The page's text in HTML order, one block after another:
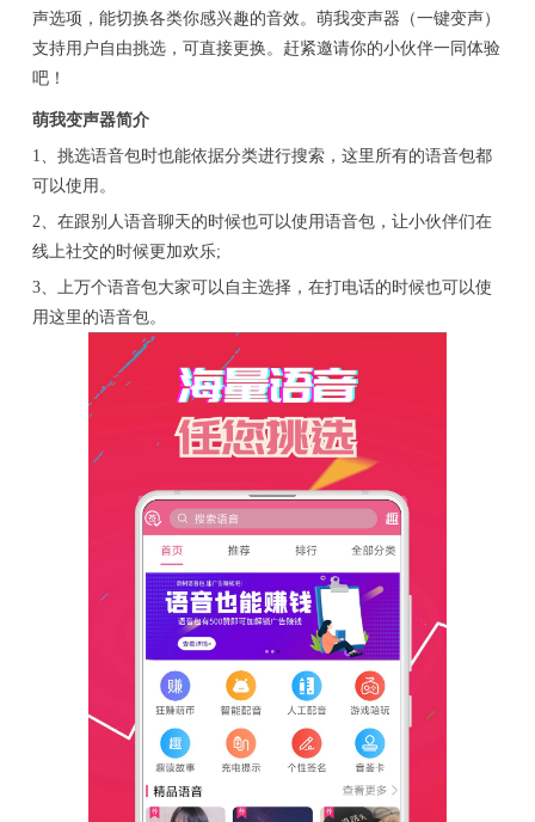
声选项，能切换各类你感兴趣的音效。萌我变声器（一键变声）
支持用户自由挑选，可直接更换。赶紧邀请你的小伙伴一同体验
吧！
萌我变声器简介
1、挑选语音包时也能依据分类进行搜索，这里所有的语音包都
可以使用。
2、在跟别人语音聊天的时候也可以使用语音包，让小伙伴们在
线上社交的时候更加欢乐;
3、上万个语音包大家可以自主选择，在打电话的时候也可以使
用这里的语音包。